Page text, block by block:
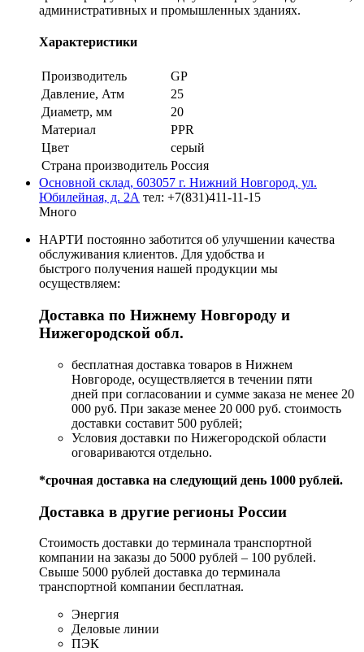
административных и промышленных зданиях.
Характеристики
Производитель
GP
Давление, Атм
25
Диаметр, мм
20
Материал
PPR
Цвет
серый
Страна производитель Россия
Основной склад, 603057 г. Нижний Новгород, ул.
Юбилейная, д. 2А тел: +7(831)411-11-15
Много
НАРТИ постоянно заботится об улучшении качества
обслуживания клиентов. Для удобства и
быстрого получения нашей продукции мы
осуществляем:
Доставка по Нижнему Новгороду и
Нижегородской обл.
бесплатная доставка товаров в Нижнем
Новгороде, осуществляется в течении пяти
дней при согласовании и сумме заказа не менее 20
000 руб. При заказе менее 20 000 руб. стоимость
доставки составит 500 рублей;
Условия доставки по Нижегородской области
оговариваются отдельно.
*срочная доставка на следующий день 1000 рублей.
Доставка в другие регионы России
Стоимость доставки до терминала транспортной
компании на заказы до 5000 рублей – 100 рублей.
Свыше 5000 рублей доставка до терминала
транспортной компании бесплатная.
Энергия
Деловые линии
ПЭК